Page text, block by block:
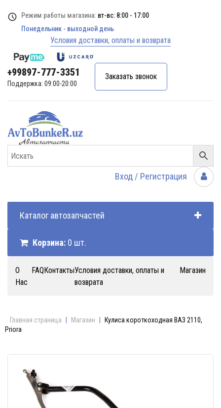
Режим работы магазина: вт-вс: 8:00 - 17:00
Понедельник - выходной день
Условия доставки, оплаты и возврата
+99897-777-3351
Поддержка: 09:00-20:00
Заказать звонок
Вход / Регистрация
Каталог автозапчастей
Корзина: 0 шт.
О
Нас
FAQКонтактыУсловия доставки, оплаты и
возврата
Магазин
Главная страница Магазин
Кулиса короткоходная ВАЗ 2110,
Priora